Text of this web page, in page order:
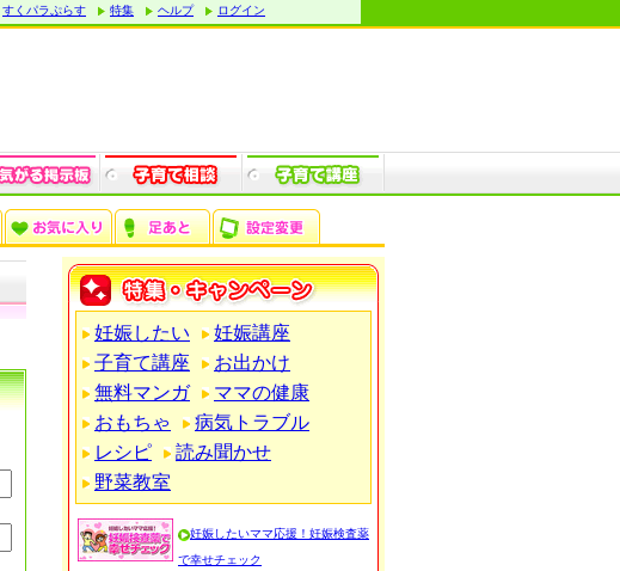
すくパラぷらす 特集 ヘルプ ログイン
妊娠したい
妊娠講座
子育て講座
お出かけ
無料マンガ
ママの健康
おもちゃ
病気トラブル
レシピ
読み聞かせ
野菜教室
妊娠したいママ応援！妊娠検査薬
で幸せチェック